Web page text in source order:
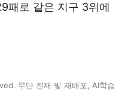
패로 같은 지구 3위에
무단 전재 및 재배포, AI학습